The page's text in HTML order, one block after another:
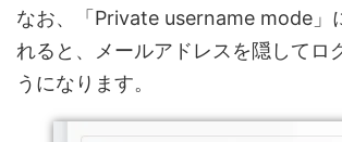
なお、「Private username mode」
れると、メールアドレスを隠してロ
うになります。